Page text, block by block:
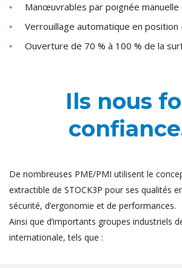
Manœuvrables par poignée
Verrouillage automatique en
Ouverture de 70 % à 100 % de la
Ils nous
De nombreuses PME/PMI utilisent le
extractible de STOCK3P pour ses qualités
sécurité, d’ergonomie et de performances.
Ainsi que d’importants groupes industriels
internationale, tels que :